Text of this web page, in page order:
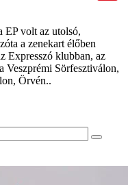
EP volt az utolsó,
a zenekart élőben
Expresszó klubban, az
Veszprémi Sörfesztiválon,
Örvén..